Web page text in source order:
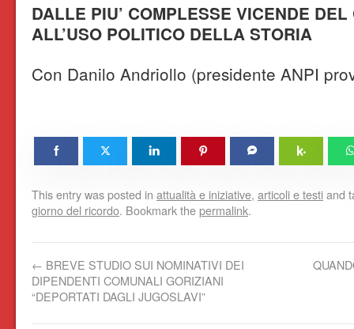
DALLE PIU’ COMPLESSE VICENDE
ALL’USO POLITICO DELLA STORIA
Con Danilo Andriollo (presidente ANPI
This entry was posted in attualità e iniziative, articoli e testiand
giorno del ricordo. Bookmark thepermalink.
← BREVE STUDIO SUI NOMINATIVI DEI
DIPENDENTI COMUNALI GORIZIANI
“DEPORTATI DAGLI JUGOSLAVI”